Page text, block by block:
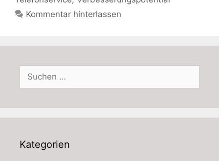
Kommentar hinterlassen
Suchen
nach:
Kategorien